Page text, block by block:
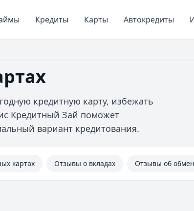
Кредиты Карты Автокредиты
кредитную карту, избежать
Кредитный Зай поможет
вариант кредитования.
картах Отзывы о вкладах Отзывы об